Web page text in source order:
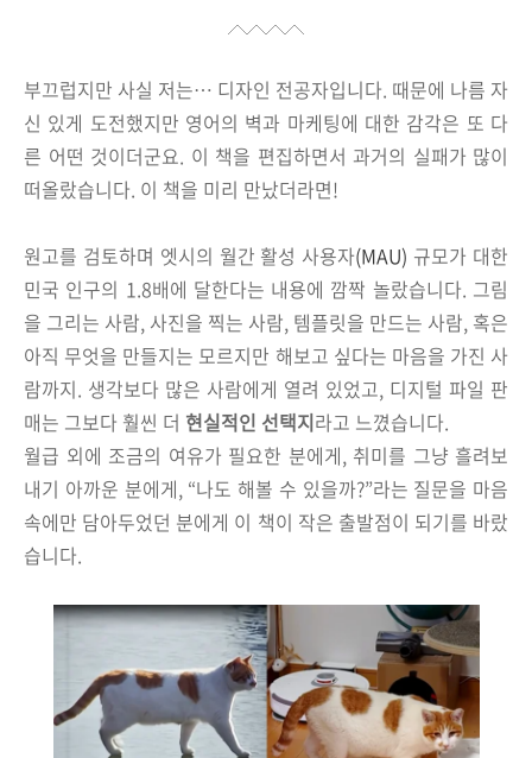
부끄럽지만 사실 저는… 디자인 전공자입니다. 때문에 나름 자
신 있게 도전했지만 영어의 벽과 마케팅에 대한 감각은 또 다
른 어떤 것이더군요. 이 책을 편집하면서 과거의 실패가 많이
떠올랐습니다. 이 책을 미리 만났더라면!
원고를 검토하며 엣시의 월간 활성 사용자(MAU) 규모가 대한
민국 인구의 1.8배에 달한다는 내용에 깜짝 놀랐습니다. 그림
을 그리는 사람, 사진을 찍는 사람, 템플릿을 만드는 사람, 혹은
아직 무엇을 만들지는 모르지만 해보고 싶다는 마음을 가진 사
람까지. 생각보다 많은 사람에게 열려 있었고, 디지털 파일 판
매는 그보다 훨씬 더 현실적인 선택지라고 느꼈습니다.
월급 외에 조금의 여유가 필요한 분에게, 취미를 그냥 흘려보
내기 아까운 분에게, “나도 해볼 수 있을까?”라는 질문을 마음
속에만 담아두었던 분에게 이 책이 작은 출발점이 되기를 바랐
습니다.